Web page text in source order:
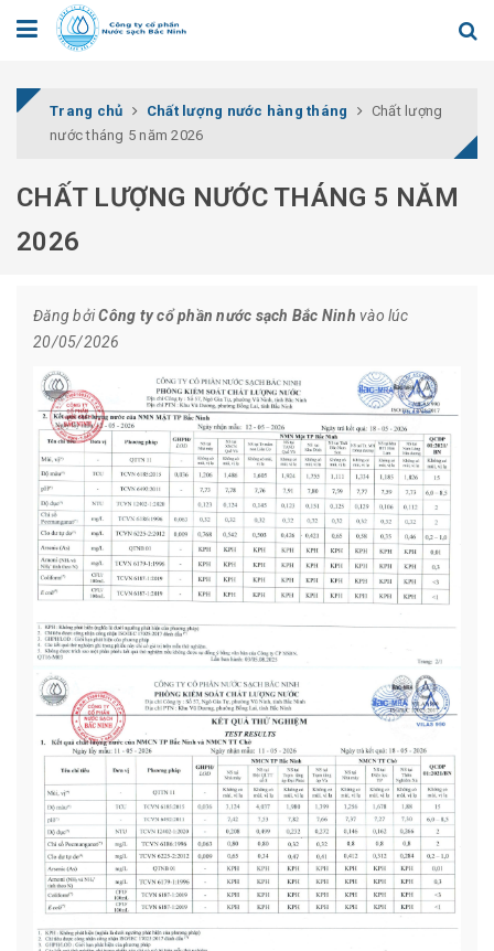
Trang chủ Chất lượng nước hàng tháng
Chất lượng
nước tháng 5 năm 2026
CHẤT LƯỢNG NƯỚC THÁNG 5 NĂM
2026
Đăng bởiCông ty cổ phần nước sạch Bắc Ninh vào lúc
20/05/2026